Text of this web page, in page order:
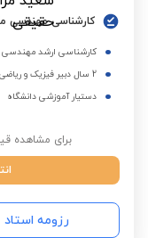
کارشناسی مهندسی
کارشناسی ارشد مهندسی
2 سال دبیر فیزیک و ریاضی در مدرسه سرای دانش
دستیار آموزشی دانشگاه
برای مشاهده
رزومه استاد